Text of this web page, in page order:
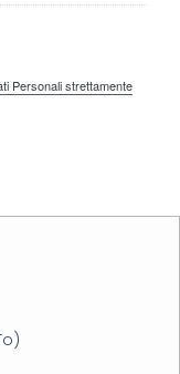
Personali strettamente